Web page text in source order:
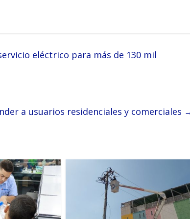
eléctrico para más de 130 mil
a usuarios residenciales y comerciales